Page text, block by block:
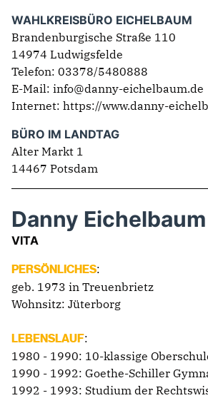
PRESSE
SPENDEN
Mitglied werden
WAHLKREISBÜRO EICHELBAUM
Brandenburgische Straße 110
14974 Ludwigsfelde
Telefon: 03378/5480888
E-Mail: info@danny-eichelbaum.de
Internet: https://www.danny-
BÜRO IM LANDTAG
Alter Markt 1
14467 Potsdam
Danny
VITA
PERSÖNLICHES:
geb. 1973 in Treuenbrietz
Wohnsitz: Jüterborg
LEBENSLAUF:
1980 - 1990: 10-klassige
1990 - 1992: Goethe-Schiller
1992 - 1993: Studium der